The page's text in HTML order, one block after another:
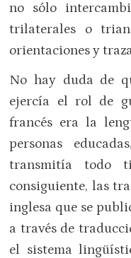
no sólo
trilaterales o
orientaciones y
No hay duda de
ejercía el rol de
francés era la
personas
transmitía todo
consiguiente, las
inglesa que se
a través de
el sistema